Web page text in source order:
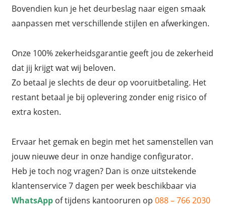
Bovendien kun je het deurbeslag naar eigen smaak
aanpassen met verschillende stijlen en afwerkingen.
Onze 100% zekerheidsgarantie geeft jou de zekerheid
dat jij krijgt wat wij beloven.
Zo betaal je slechts de deur op vooruitbetaling. Het
restant betaal je bij oplevering zonder enig risico of
extra kosten.
Ervaar het gemak en begin met het samenstellen van
jouw nieuwe deur in onze handige configurator.
Heb je toch nog vragen? Dan is onze uitstekende
klantenservice 7 dagen per week beschikbaar via
WhatsApp of tijdens kantooruren op 088 – 766 2030